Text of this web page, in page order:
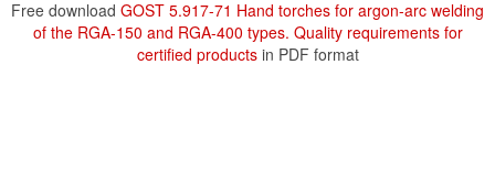
Free download GOST 5.917-71 Hand torches for argon-arc welding
of the RGA-150 and RGA-400 types. Quality requirements for
certified productsin PDF format